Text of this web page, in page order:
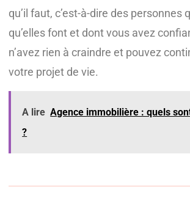
qu’il faut, c’est-à-dire des personnes
qu’elles font et dont vous avez
n’avez rien à craindre et pouvez
votre projet de vie.
A lire Agence immobilière : quels
?